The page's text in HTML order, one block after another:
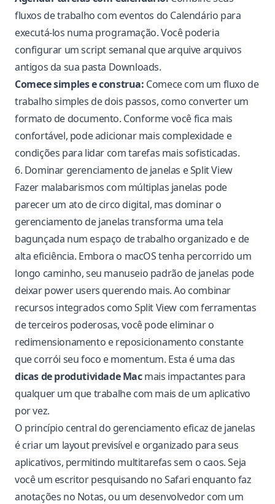
fluxos de trabalho com eventos do Calendário para
executá-los numa programação. Você poderia
configurar um script semanal que arquive arquivos
antigos da sua pasta Downloads.
Comece simples e construa: Comece com um fluxo de
trabalho simples de dois passos, como converter um
formato de documento. Conforme você fica mais
confortável, pode adicionar mais complexidade e
condições para lidar com tarefas mais sofisticadas.
6. Dominar gerenciamento de janelas e Split View
Fazer malabarismos com múltiplas janelas pode
parecer um ato de circo digital, mas dominar o
gerenciamento de janelas transforma uma tela
bagunçada num espaço de trabalho organizado e de
alta eficiência. Embora o macOS tenha percorrido um
longo caminho, seu manuseio padrão de janelas pode
deixar power users querendo mais. Ao combinar
recursos integrados como Split View com ferramentas
de terceiros poderosas, você pode eliminar o
redimensionamento e reposicionamento constante
que corrói seu foco e momentum. Esta é uma das
dicas de produtividade Macmais impactantes para
qualquer um que trabalhe com mais de um aplicativo
por vez.
O princípio central do gerenciamento eficaz de janelas
é criar um layout previsível e organizado para seus
aplicativos, permitindo multitarefas sem o caos. Seja
você um escritor pesquisando no Safari enquanto faz
anotações no Notas, ou um desenvolvedor com um